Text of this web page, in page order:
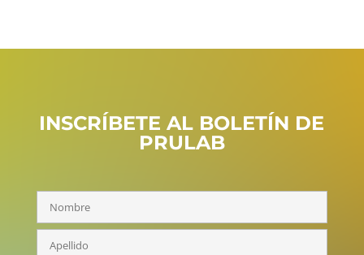
INSCRÍBETE AL BOLETÍN DE
PRULAB